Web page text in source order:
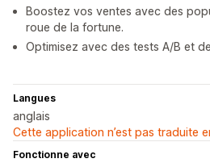
Boostez vos ventes avec des
roue de la fortune.
Optimisez avec des tests A/B et
Langues
anglais
Cette application n’est pas traduite
Fonctionne avec